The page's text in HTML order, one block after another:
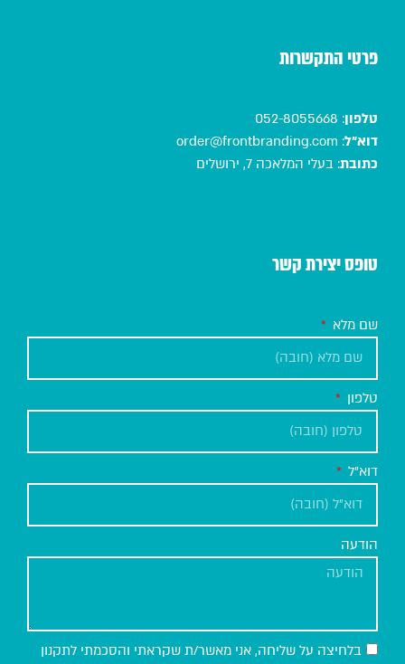
פרטי התקשרות
טלפון:
052-8055668
דוא"ל:
order@frontbranding.com
כתובת: בעלי המלאכה 7, ירושלים
טופס יצירת קשר
שם מלא
טלפון
דוא"ל
הודעה
בלחיצה על שליחה, אני מאשר/ת שקראתי והסכמתי לתקנון